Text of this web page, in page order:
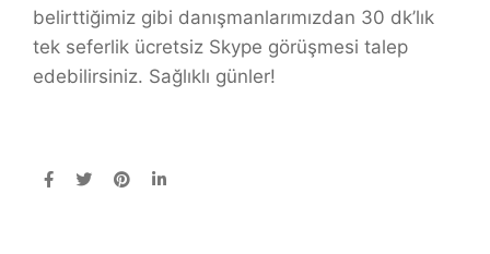
belirttiğimiz gibi danışmanlarımızdan 30 dk’lık
tek seferlik ücretsiz Skype görüşmesi talep
edebilirsiniz. Sağlıklı günler!